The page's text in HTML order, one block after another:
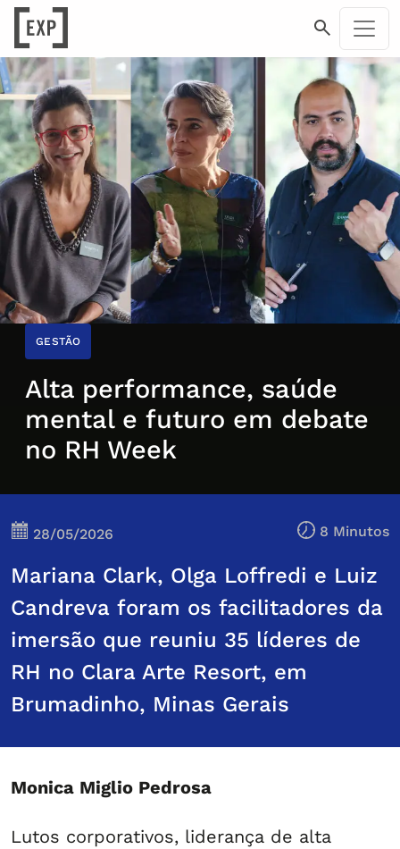
GESTÃO
Alta performance, saúde
mental e futuro em debate
no RH Week
28/05/2026 8 Minutos
Mariana Clark, Olga Loffredi e Luiz
Candreva foram os facilitadores da
imersão que reuniu 35 líderes de
RH no Clara Arte Resort, em
Brumadinho, Minas Gerais
Monica Miglio Pedrosa
Lutos corporativos, liderança de alta